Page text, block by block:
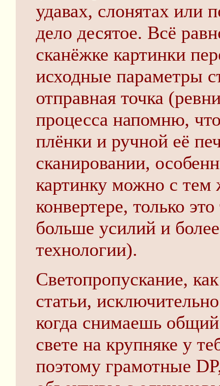
удавах, слонятах или
дело десятое. Всё
сканёжке картинки
исходные параметры
отправная точка
процесса напомню,
плёнки и ручной её
сканировании,
картинку можно с тем
конвертере, только
больше усилий и
технологии).
Светопропускание,
статьи,
когда снимаешь
свете на крупняке у
поэтому грамотные